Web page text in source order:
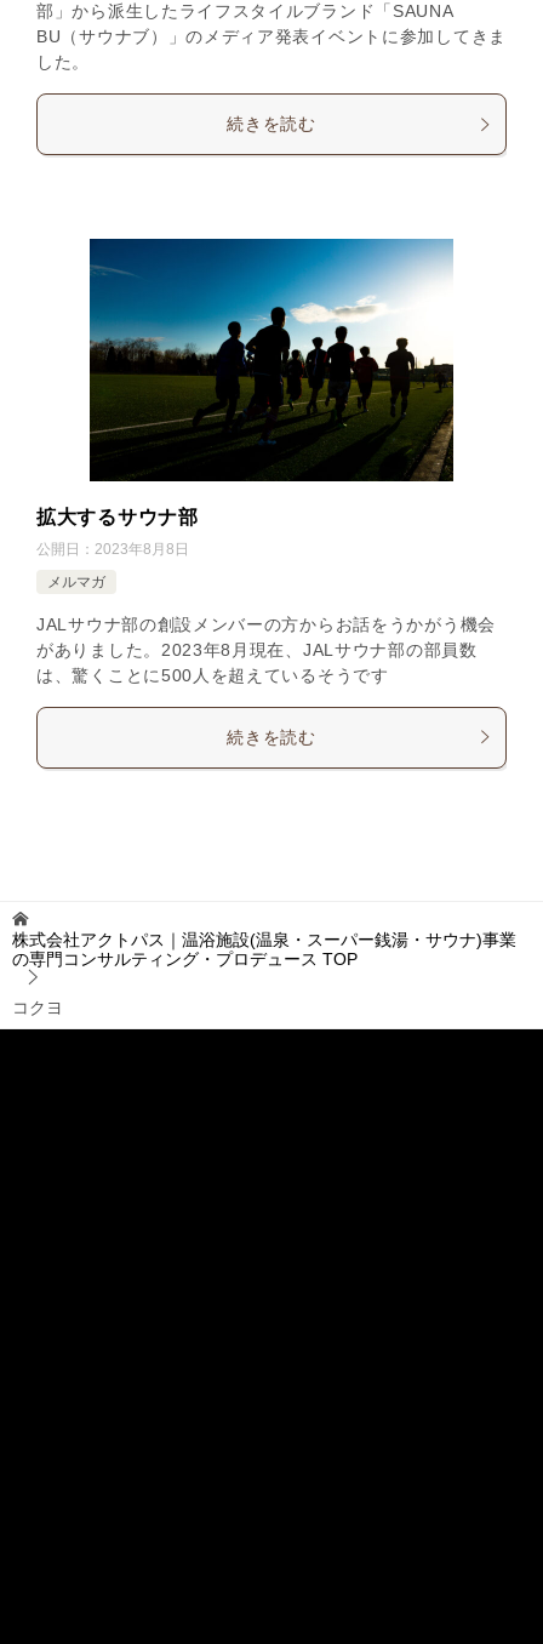
部」から派生したライフスタイルブランド「SAUNA
BU（サウナブ）」のメディア発表イベントに参加してきま
した。
続きを読む
拡大するサウナ部
公開日： 2023年8月8日
メルマガ
JALサウナ部の創設メンバーの方からお話をうかがう機会
がありました。2023年8月現在、JALサウナ部の部員数
は、驚くことに500人を超えているそうです
続きを読む
株式会社アクトパス｜温浴施設(温泉・スーパー銭湯・サウナ)事業
の専門コンサルティング・プロデュース TOP
コクヨ